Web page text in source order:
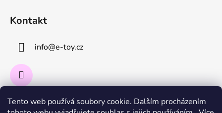
Tento web používá soubory cookie. Dalším procházením
Kontakt
info@e-toy.cz